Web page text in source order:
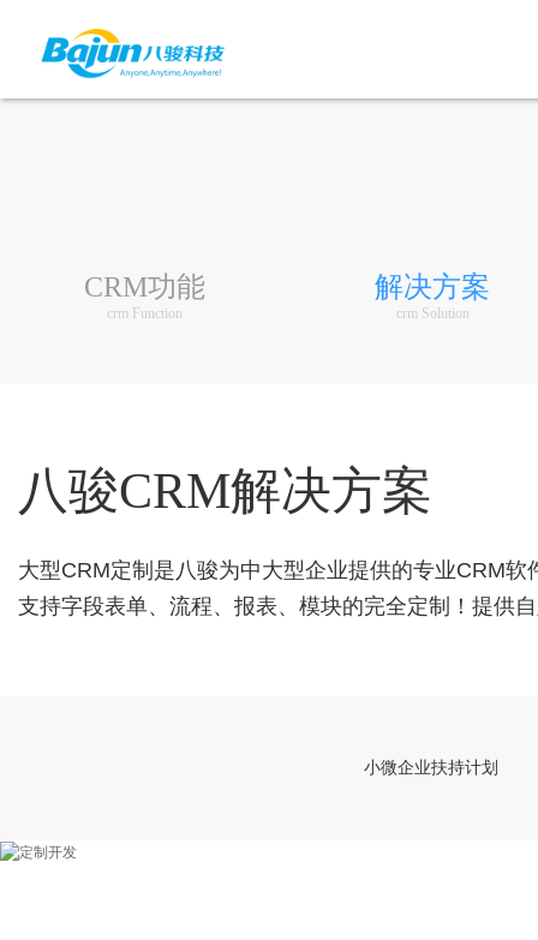
CRM功能
crm Function
解决方案
crm Solution
八骏CRM解决方案
大型CRM定制是八骏为中大型企业提供的专业CRM软
支持字段表单、流程、报表、模块的完全定制！提供
小微企业扶持计划